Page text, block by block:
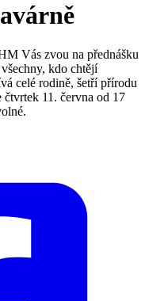
Vás zvou na přednášku
kdo chtějí
celé rodině, šetří přírodu
čtvrtek 11. června od 17